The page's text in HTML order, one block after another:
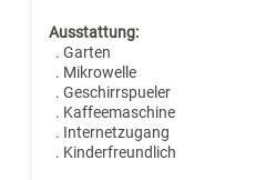
Ausstattung:
. Garten
. Mikrowelle
. Geschirrspueler
. Kaffeemaschine
. Internetzugang
. Kinderfreundlich